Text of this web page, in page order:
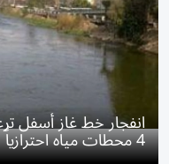
انفجار خط غاز أسفل
4 محطات مياه احترازياً